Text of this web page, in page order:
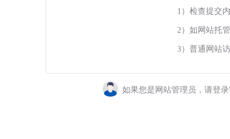
1）检查提交
2）如网站托
3）普通网站
如果您是网站管理员，请登